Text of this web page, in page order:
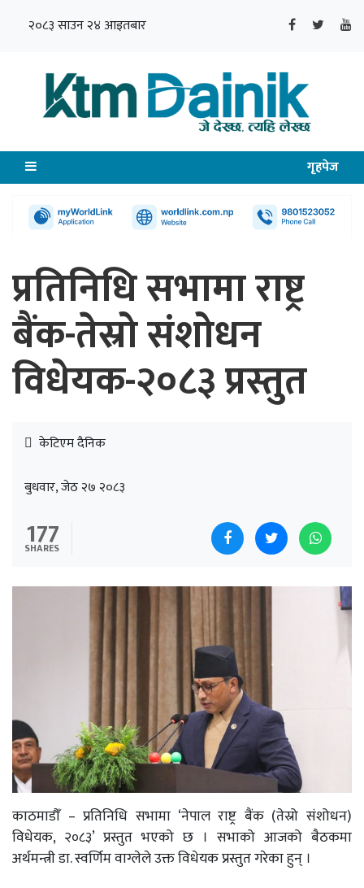
२०८३ साउन २४ आइतबार
गृहपेज
प्रतिनिधि सभामा राष्ट्र
बैंक-तेस्रो संशोधन
विधेयक-२०८३ प्रस्तुत
केटिएम दैनिक
बुधवार, जेठ २७ २०८३
177
SHARES
काठमाडौँ – प्रतिनिधि सभामा ‘नेपाल राष्ट्र बैंक (तेस्रो संशोधन)
विधेयक, २०८३’ प्रस्तुत भएको छ । सभाको आजको बैठकमा
अर्थमन्त्री डा. स्वर्णिम वाग्लेले उक्त विधेयक प्रस्तुत गरेका हुन् ।